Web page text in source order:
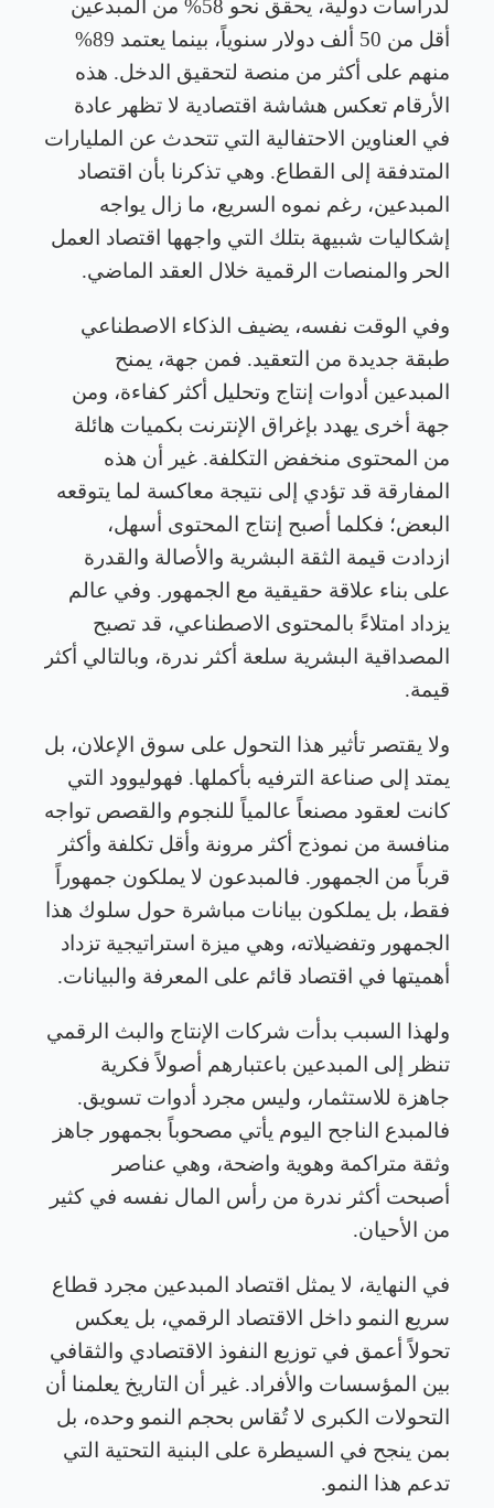
لدراسات دولية، يحقق نحو 58% من المبدعين
أقل من 50 ألف دولار سنوياً، بينما يعتمد 89%
منهم على أكثر من منصة لتحقيق الدخل. هذه
الأرقام تعكس هشاشة اقتصادية لا تظهر عادة
في العناوين الاحتفالية التي تتحدث عن المليارات
المتدفقة إلى القطاع. وهي تذكرنا بأن اقتصاد
المبدعين، رغم نموه السريع، ما زال يواجه
إشكاليات شبيهة بتلك التي واجهها اقتصاد العمل
الحر والمنصات الرقمية خلال العقد الماضي.
وفي الوقت نفسه، يضيف الذكاء الاصطناعي
طبقة جديدة من التعقيد. فمن جهة، يمنح
المبدعين أدوات إنتاج وتحليل أكثر كفاءة، ومن
جهة أخرى يهدد بإغراق الإنترنت بكميات هائلة
من المحتوى منخفض التكلفة. غير أن هذه
المفارقة قد تؤدي إلى نتيجة معاكسة لما يتوقعه
البعض؛ فكلما أصبح إنتاج المحتوى أسهل،
ازدادت قيمة الثقة البشرية والأصالة والقدرة
على بناء علاقة حقيقية مع الجمهور. وفي عالم
يزداد امتلاءً بالمحتوى الاصطناعي، قد تصبح
المصداقية البشرية سلعة أكثر ندرة، وبالتالي أكثر
قيمة.
ولا يقتصر تأثير هذا التحول على سوق الإعلان، بل
يمتد إلى صناعة الترفيه بأكملها. فهوليوود التي
كانت لعقود مصنعاً عالمياً للنجوم والقصص تواجه
منافسة من نموذج أكثر مرونة وأقل تكلفة وأكثر
قرباً من الجمهور. فالمبدعون لا يملكون جمهوراً
فقط، بل يملكون بيانات مباشرة حول سلوك هذا
الجمهور وتفضيلاته، وهي ميزة استراتيجية تزداد
أهميتها في اقتصاد قائم على المعرفة والبيانات.
ولهذا السبب بدأت شركات الإنتاج والبث الرقمي
تنظر إلى المبدعين باعتبارهم أصولاً فكرية
جاهزة للاستثمار، وليس مجرد أدوات تسويق.
فالمبدع الناجح اليوم يأتي مصحوباً بجمهور جاهز
وثقة متراكمة وهوية واضحة، وهي عناصر
أصبحت أكثر ندرة من رأس المال نفسه في كثير
من الأحيان.
في النهاية، لا يمثل اقتصاد المبدعين مجرد قطاع
سريع النمو داخل الاقتصاد الرقمي، بل يعكس
تحولاً أعمق في توزيع النفوذ الاقتصادي والثقافي
بين المؤسسات والأفراد. غير أن التاريخ يعلمنا أن
التحولات الكبرى لا تُقاس بحجم النمو وحده، بل
بمن ينجح في السيطرة على البنية التحتية التي
تدعم هذا النمو.